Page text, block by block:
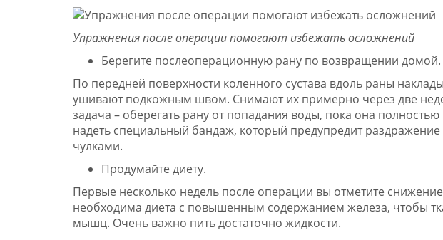
Упражнения после операции помогают избежать осложнений
Берегите послеоперационную рану по возвращении домой.
По передней поверхности коленного сустава вдоль раны
ушивают подкожным швом. Снимают их примерно через две
задача – оберегать рану от попадания воды, пока она
надеть специальный бандаж, который предупредит
чулками.
Продумайте диету.
Первые несколько недель после операции вы отметите
необходима диета с повышенным содержанием железа, чтобы
мышц. Очень важно пить достаточно жидкости.